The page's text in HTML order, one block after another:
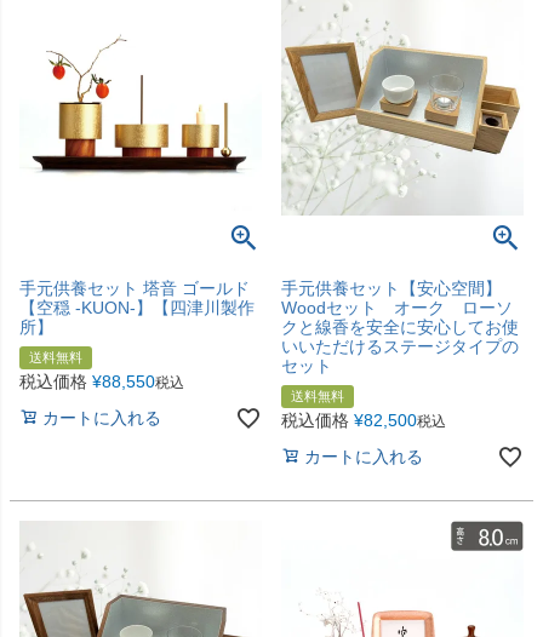
手元供養セット 塔音 ゴールド
【空穏 -KUON-】【四津川製作
所】
送料無料
税込価格 ¥88,550税込
カートに入れる
手元供養セット【安心空間】
Woodセット オーク ローソ
クと線香を安全に安心してお使
いいただけるステージタイプの
セット
送料無料
税込価格 ¥82,500税込
カートに入れる